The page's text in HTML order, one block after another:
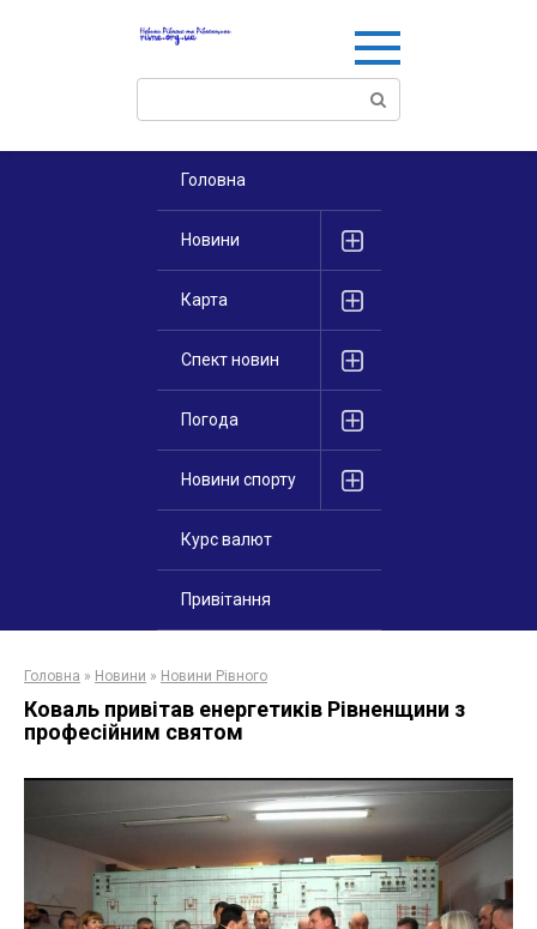
Поиск:
Головна
Новини
Карта
Спект новин
Погода
Новини спорту
Курс валют
Привітання
Головна » Новини » Новини Рівного
Коваль привітав енергетиків Рівненщини з
професійним святом